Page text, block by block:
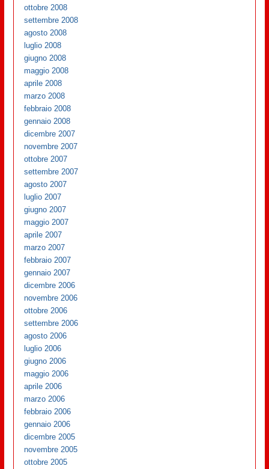
ottobre 2008
settembre 2008
agosto 2008
luglio 2008
giugno 2008
maggio 2008
aprile 2008
marzo 2008
febbraio 2008
gennaio 2008
dicembre 2007
novembre 2007
ottobre 2007
settembre 2007
agosto 2007
luglio 2007
giugno 2007
maggio 2007
aprile 2007
marzo 2007
febbraio 2007
gennaio 2007
dicembre 2006
novembre 2006
ottobre 2006
settembre 2006
agosto 2006
luglio 2006
giugno 2006
maggio 2006
aprile 2006
marzo 2006
febbraio 2006
gennaio 2006
dicembre 2005
novembre 2005
ottobre 2005